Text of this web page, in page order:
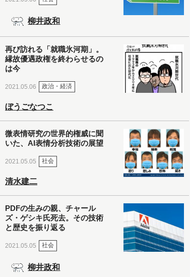
柳井政和
再び訪れる「就職氷河期」。
縁故優遇政権を終わらせるの
は今
2021.05.06 政治・経済
ぼうごなつこ
微表情研究の世界的権威に聞
いた、AI表情分析技術の展望
2021.05.05 社会
清水建二
PDFの生みの親、チャール
ズ・ゲシキ氏死去。その技術
と歴史を振り返る
2021.05.05 社会
柳井政和